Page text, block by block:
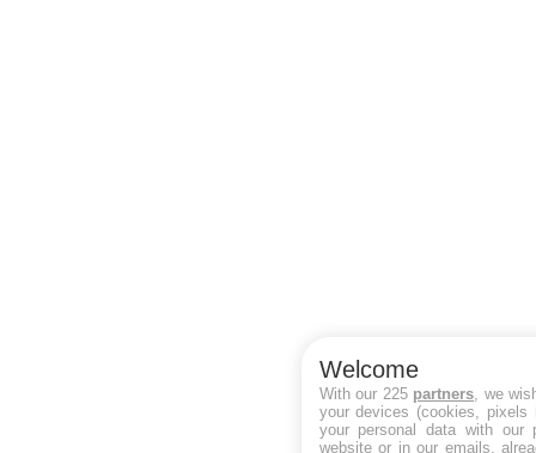
Welcome
With our 225 partners , we
your devices (cookies,
your personal data with our
website or in our emails,